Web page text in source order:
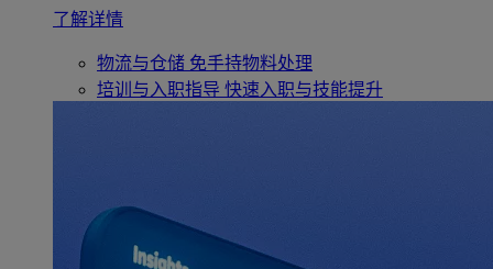
了解详情
物流与仓储 免手持物料处理
培训与入职指导 快速入职与技能提升